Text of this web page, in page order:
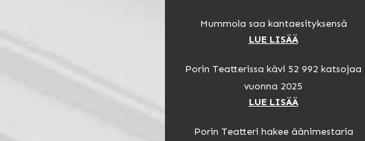
Mummola saa kantaesityksensä
LUE LISÄÄ
Porin Teatterissa kävi 52 992 katsojaa
vuonna 2025
LUE LISÄÄ
Porin Teatteri hakee äänimestaria